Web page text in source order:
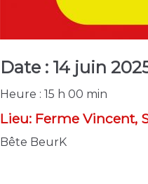
Date : 14 juin
Heure : 15 h 00 min
Lieu: Ferme Vincent,
Bête BeurK